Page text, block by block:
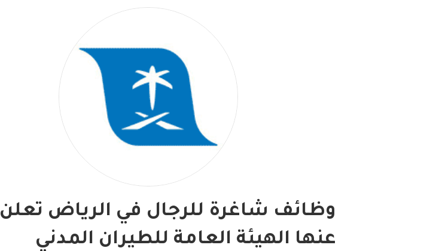
وظائف شاغرة للرجال في الرياض تعلن
عنها الهيئة العامة للطيران المدني